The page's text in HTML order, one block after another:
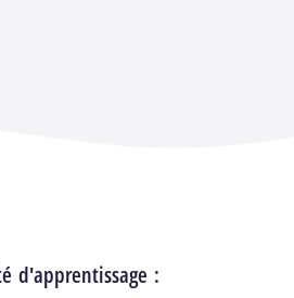
d'apprentissage :